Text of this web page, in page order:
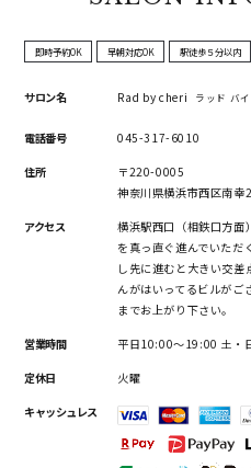
即時予約OK 早朝対応OK 駅徒歩５分以内
サロン名 Rad by cheri ラッド バ
電話番号 045-317-6010
住所
〒220-0005
神奈川県横浜市西区南
アクセス
横浜駅西口（相鉄口方面
を真っ直ぐ進んでいただ
し先に進むと大きい交
んがはいってるビルがご
までお上がり下さい。
営業時間 平日10:00～19:00 土・
定休日 火曜
キャッシュレス